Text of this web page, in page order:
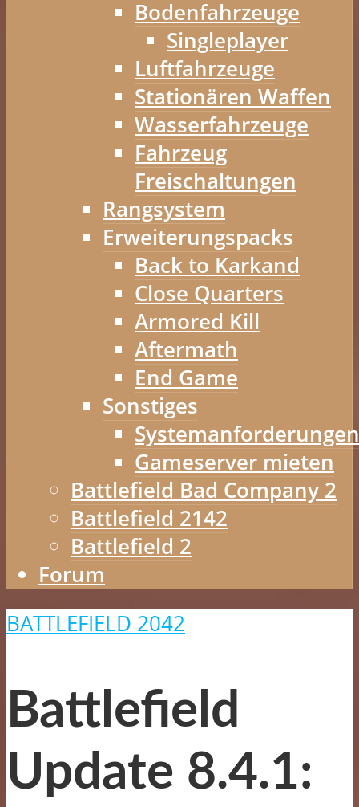
Bodenfahrzeuge
Singleplayer
Luftfahrzeuge
Stationären Waffen
Wasserfahrzeuge
Fahrzeug
Freischaltungen
Rangsystem
Erweiterungspacks
Back to Karkand
Close Quarters
Armored Kill
Aftermath
End Game
Sonstiges
Systemanforderungen
Gameserver mieten
Battlefield Bad Company 2
Battlefield 2142
Battlefield 2
Forum
BATTLEFIELD 2042
Battlefield
Update 8.4.1: